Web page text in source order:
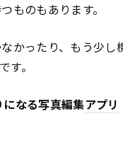
ものもあります。
かったり、もう少し
す。
なる写真編集アプリ